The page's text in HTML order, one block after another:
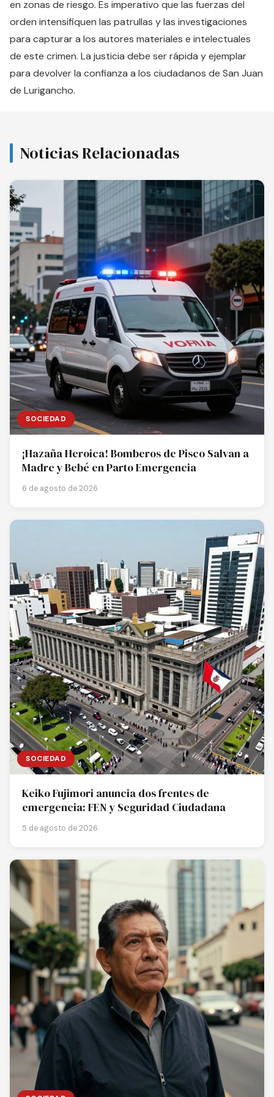
en zonas de riesgo. Es imperativo que las fuerzas del
orden intensifiquen las patrullas y las investigaciones
para capturar a los autores materiales e intelectuales
de este crimen. La justicia debe ser rápida y ejemplar
para devolver la confianza a los ciudadanos de San Juan
de Lurigancho.
Noticias Relacionadas
SOCIEDAD
¡Hazaña Heroica! Bomberos de Pisco Salvan a
Madre y Bebé en Parto Emergencia
6 de agosto de 2026
SOCIEDAD
Keiko Fujimori anuncia dos frentes de
emergencia: FEN y Seguridad Ciudadana
5 de agosto de 2026